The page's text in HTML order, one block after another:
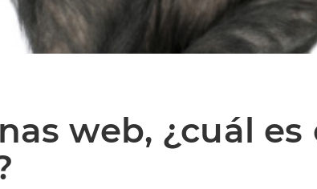
web, ¿cuál es